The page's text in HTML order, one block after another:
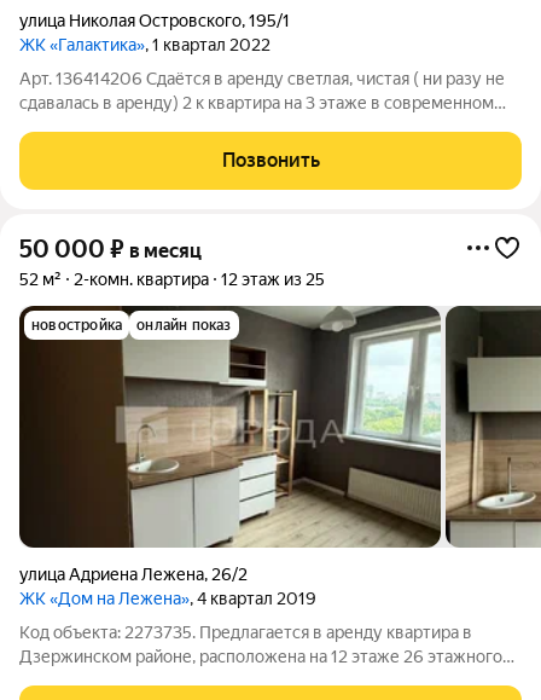
улица Николая Островского,195/1
ЖК «Галактика», 1 квартал 2022
Арт. 136414206 Сдаётся в аренду светлая, чистая ( ни разу не
сдавалась в аренду) 2 к квартира на 3 этаже в современном
техника. В прихожей будет шкаф для одежды ( на фото его нет)
и есть
Позвонить
50 000 ₽ в месяц
52 м² 2-комн. квартира 12 этаж из 25
новостройка онлайн показ
улица Адриена Лежена, 26/2
ЖК «Дом на Лежена», 4 квартал 2019
Код объекта: 2273735. Предлагается в аренду квартира в
Дзержинском районе, расположена на 12 этаже 26 этажного